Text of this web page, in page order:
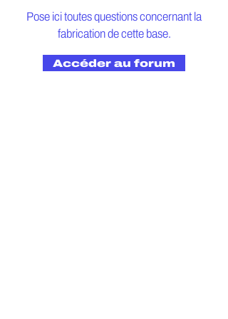
Pose ici toutes questionsconcernant la
fabrication de cette base.
Accéder au forum